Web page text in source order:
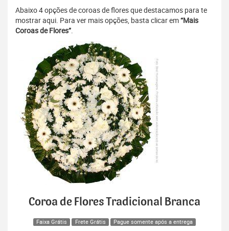
Abaixo 4 opções de coroas de flores que destacamos para te
mostrar aqui. Para ver mais opções, basta clicar em“Mais
Coroas de Flores”.
Coroa de Flores Tradicional Branca
Faixa Grátis Frete Grátis Pague somente após a entrega